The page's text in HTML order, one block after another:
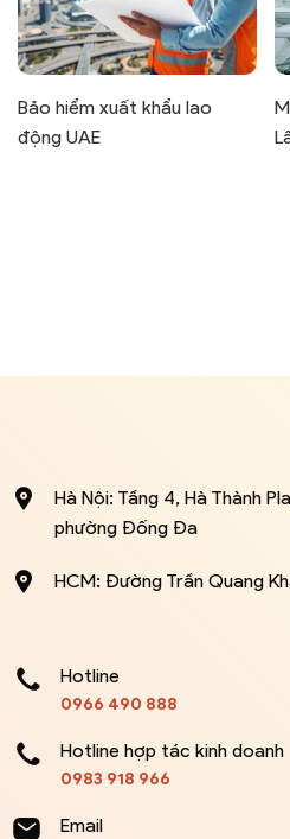
Bảo hiểm xuất khẩu lao
động UAE
Hà Nội: Tầng 4, Hà Thành
phường Đống Đa
HCM: Đường Trần Quang
Hotline
0966 490 888
Hotline hợp tác kinh doanh
0983 918 966
Email